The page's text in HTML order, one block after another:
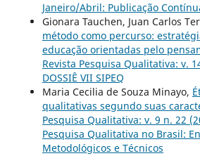
Janeiro/Abril: Publicação
Gionara Tauchen, Juan Carlos
método como percurso:
educação orientadas pelo
Revista Pesquisa Qualitativa: v.
DOSSIÊ VII SIPEQ
Maria Cecilia de Souza Minayo,
qualitativas segundo suas
Pesquisa Qualitativa: v. 9 n. 22
Pesquisa Qualitativa no Brasil:
Metodológicos e Técnicos